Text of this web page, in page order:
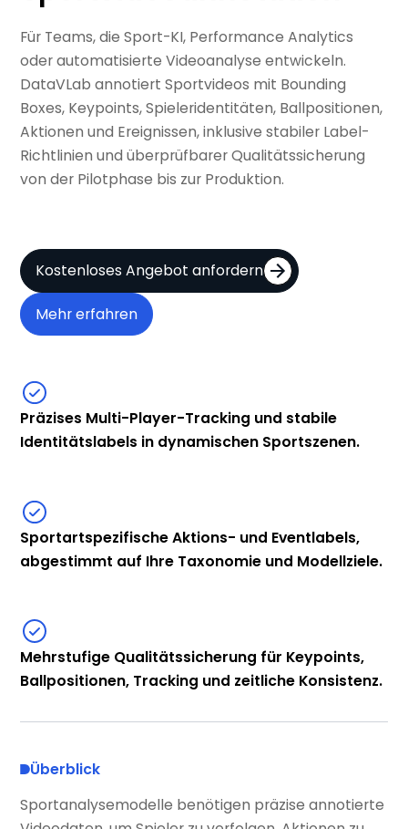
Für Teams, die Sport-KI, Performance Analytics
oder automatisierte Videoanalyse entwickeln.
DataVLab annotiert Sportvideos mit Bounding
Boxes, Keypoints, Spieleridentitäten, Ballpositionen,
Aktionen und Ereignissen, inklusive stabiler Label-
Richtlinien und überprüfbarer Qualitätssicherung
von der Pilotphase bis zur Produktion.
Kostenloses Angebot anfordern
Mehr erfahren
Präzises Multi-Player-Tracking und stabile
Identitätslabels in dynamischen Sportszenen.
Sportartspezifische Aktions- und Eventlabels,
abgestimmt auf Ihre Taxonomie und Modellziele.
Mehrstufige Qualitätssicherung für Keypoints,
Ballpositionen, Tracking und zeitliche Konsistenz.
Überblick
Sportanalysemodelle benötigen präzise annotierte